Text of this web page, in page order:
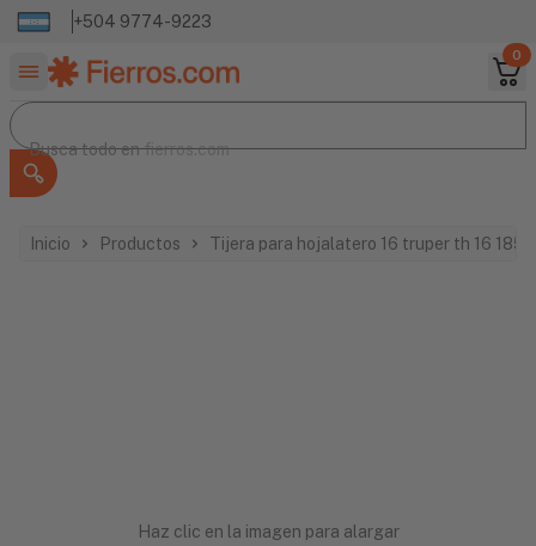
+504 9774-9223
0
Buscar productos
Busca todo en
Busca todo enfierros.com
Inicio Productos Tijera para hojalatero 16 truper th 16
Haz clic en la imagen para alargar